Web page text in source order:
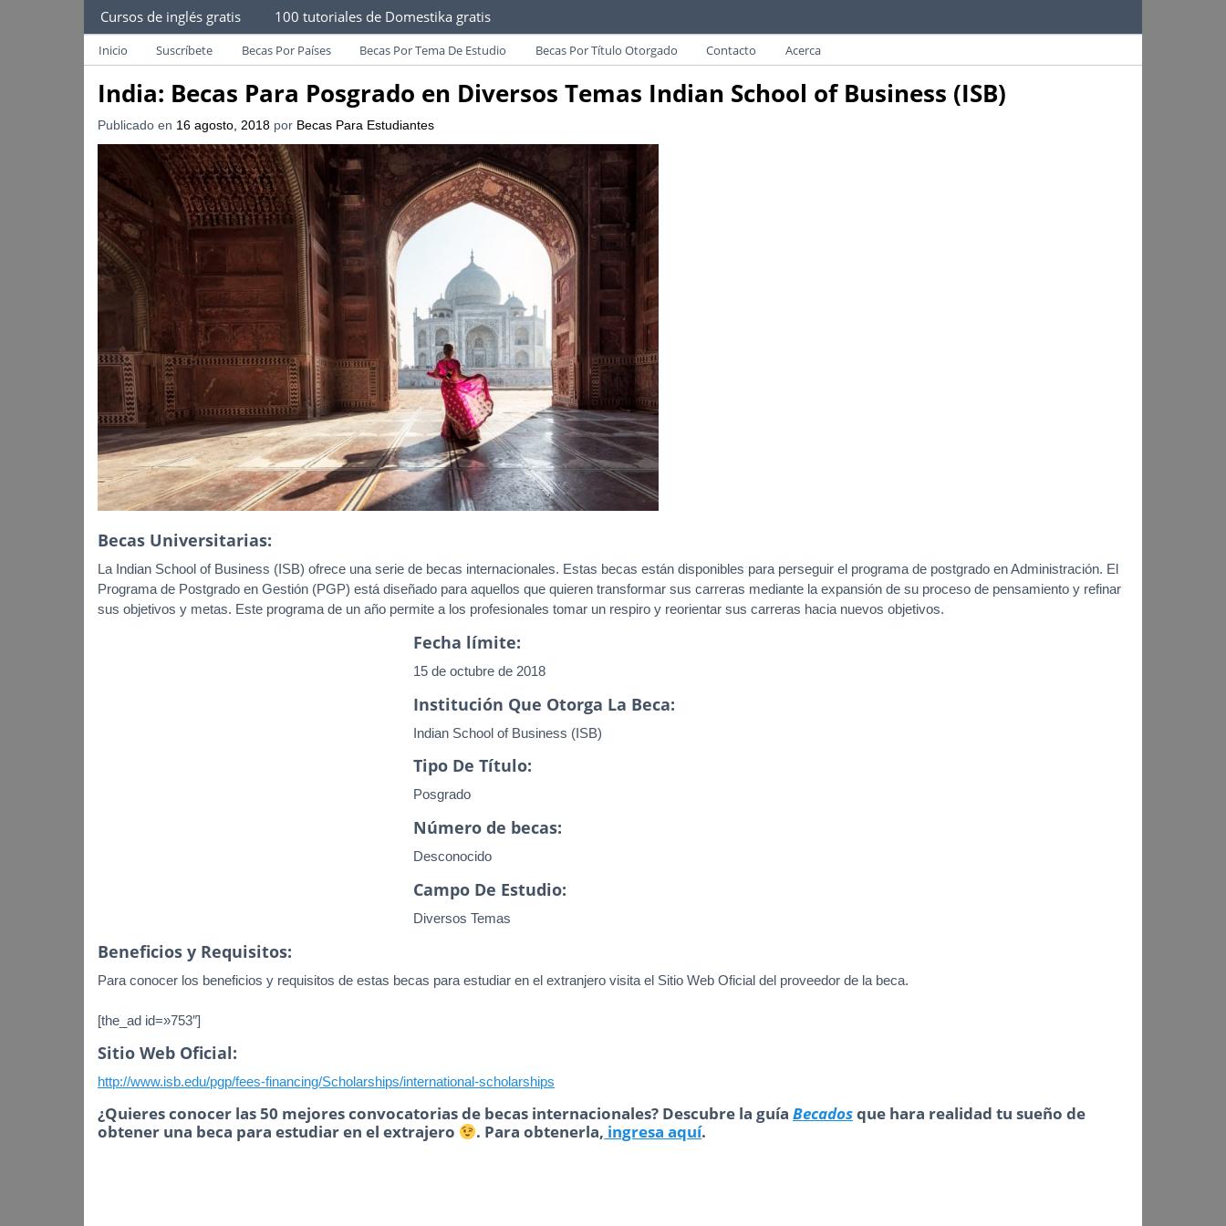
Becas Para Estudiantes
Cursos de inglés gratis 100 tutoriales de Domestika gratis
Becas Para Paraguayos
Oferta de becas para Paraguayos. Encuentra las convocatorias y requisitos de becas para Paraguayos.
Despliega Este Menú
Inicio Suscríbete Becas Por Países Becas Por Tema De Estudio Becas Por Título Otorgado Contacto Acerca
India: Becas Para Posgrado en Diversos Temas Indian School of Business (ISB)
Publicado en 16 agosto, 2018 por Becas Para Estudiantes
Becas Universitarias:
La Indian School of Business (ISB) ofrece una serie de becas internacionales. Estas becas están disponibles para perseguir el programa de postgrado en Administración. El
Programa de Postgrado en Gestión (PGP) está diseñado para aquellos que quieren transformar sus carreras mediante la expansión de su proceso de pensamiento y refinar
sus objetivos y metas. Este programa de un año permite a los profesionales tomar un respiro y reorientar sus carreras hacia nuevos objetivos.
Fecha límite:
15 de octubre de 2018
Institución Que Otorga La Beca:
Indian School of Business (ISB)
Tipo De Título:
Posgrado
Número de becas:
Desconocido
Campo De Estudio:
Diversos Temas
Beneficios y Requisitos:
Para conocer los beneficios y requisitos de estas becas para estudiar en el extranjero visita el Sitio Web Oficial del proveedor de la beca.
[the_ad id=»753″]
Sitio Web Oficial:
http://www.isb.edu/pgp/fees-financing/Scholarships/international-scholarships
¿Quieres conocer las 50 mejores convocatorias de becas internacionales? Descubre la guía Becadosque hara realidad tu sueño de
obtener una beca para estudiar en el extrajero
. Para obtenerla, ingresa aquí.